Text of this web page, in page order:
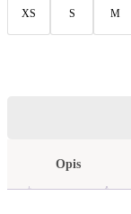
XS S M
Opis